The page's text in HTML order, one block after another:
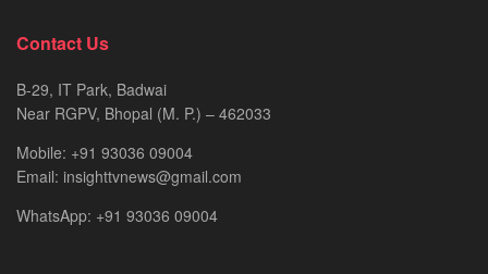
Contact Us
B-29, IT Park, Badwai
Near RGPV, Bhopal (M. P.) – 462033
Mobile: +91 93036 09004
Email: insighttvnews@gmail.com
WhatsApp: +91 93036 09004